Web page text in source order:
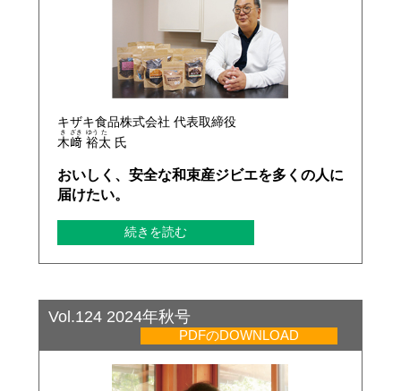
キザキ食品株式会社 代表取締役
木
き
﨑
ざき
裕
ゆう
太
た
氏
おいしく、安全な和束産ジビエを多くの人に
届けたい。
続きを読む
Vol.124 2024年秋号
PDFのDOWNLOAD